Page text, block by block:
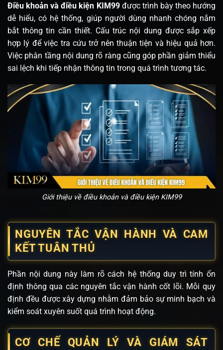
Điều khoản và điều kiện KIM99được trình bày theo hướng
dễ hiểu, có hệ thống, giúp người dùng nhanh chóng nắm
bắt thông tin cần thiết. Cấu trúc nội dung được sắp xếp
hợp lý để việc tra cứu trở nên thuận tiện và hiệu quả hơn.
Việc phân tầng nội dung rõ ràng cũng góp phần giảm thiểu
sai lệch khi tiếp nhận thông tin trong quá trình tương tác.
Giới thiệu về điều khoản và điều kiện KIM99
NGUYÊN TẮC VẬN HÀNH VÀ CAM
KẾT TUÂN THỦ
Phần nội dung này làm rõ cách hệ thống duy trì tính ổn
định thông qua các nguyên tắc vận hành cốt lõi. Mỗi quy
định đều được xây dựng nhằm đảm bảo sự minh bạch và
kiểm soát xuyên suốt quá trình hoạt động.
CƠ CHẾ QUẢN LÝ VÀ GIÁM SÁT